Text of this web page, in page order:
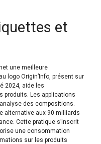
et
une meilleure
logo Origin’Info, présent sur
2024, aide les
produits. Les applications
des compositions.
alternative aux 90 milliards
Cette pratique s’inscrit
une consommation
sur les produits